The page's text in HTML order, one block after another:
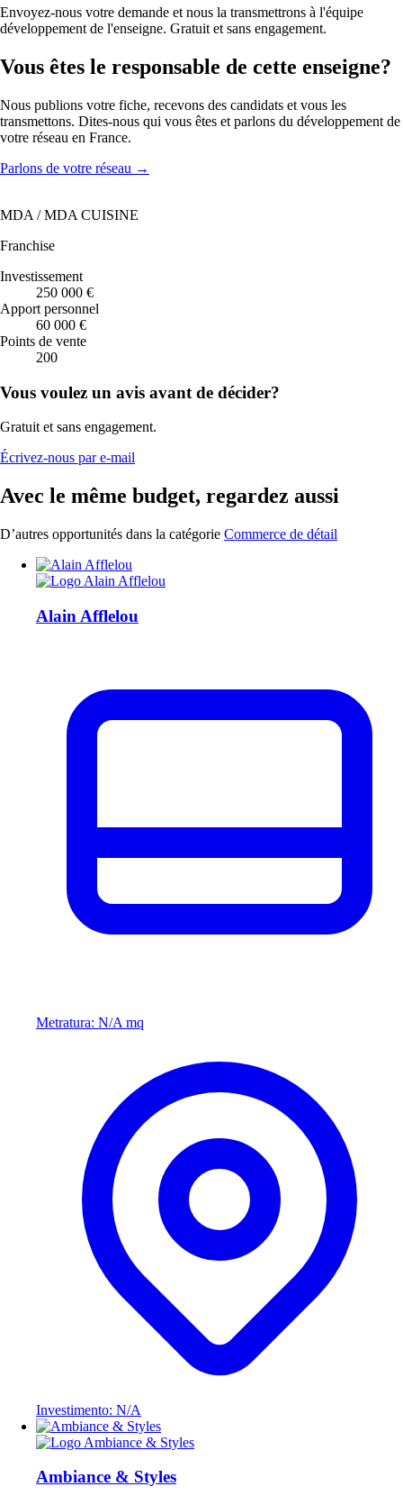
Envoyez-nous votre demande et nous la transmettrons à l'équipe
développement de l'enseigne. Gratuit et sans engagement.
Vous êtes le responsable de cette enseigne?
Nous publions votre fiche, recevons des candidats et vous les
transmettons. Dites-nous qui vous êtes et parlons du développement de
votre réseau en France.
Parlons de votre réseau →
MDA / MDA CUISINE
Franchise
Investissement
250 000 €
Apport personnel
60 000 €
Points de vente
200
Vous voulez un avis avant de décider?
Gratuit et sans engagement.
Écrivez-nous par e-mail
Avec le même budget, regardez aussi
D’autres opportunités dans la catégorie Commerce de détail
Alain Afflelou
Metratura: N/A mq
Investimento: N/A
Ambiance & Styles